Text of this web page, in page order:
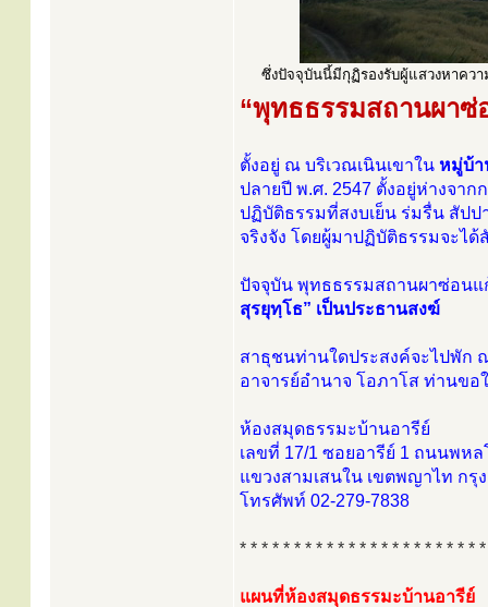
ซึ่งปัจจุบันนี้มีกุฏิรองรับผู้แสวงหาคว
“พุทธธรรมสถานผาซ่
ตั้งอยู่ ณ บริเวณเนินเขาใน หมู่บ้า
ปลายปี พ.ศ. 2547 ตั้งอยู่ห่างจา
ปฏิบัติธรรมที่สงบเย็น ร่มรื่น สัปป
จริงจัง โดยผู้มาปฏิบัติธรรมจะไ
ปัจจุบัน พุทธธรรมสถานผาซ่อน
สุรยุทฺโธ” เป็นประธานสงฆ์
สาธุชนท่านใดประสงค์จะไปพัก
อาจารย์อำนาจ โอภาโส ท่านข
ห้องสมุดธรรมะบ้านอารีย์
เลขที่ 17/1 ซอยอารีย์ 1 ถนนพห
แขวงสามเสนใน เขตพญาไท กรุ
โทรศัพท์ 02-279-7838
* * * * * * * * * * * * * * * * * * * * * *
แผนที่ห้องสมุดธรรมะบ้านอารีย์